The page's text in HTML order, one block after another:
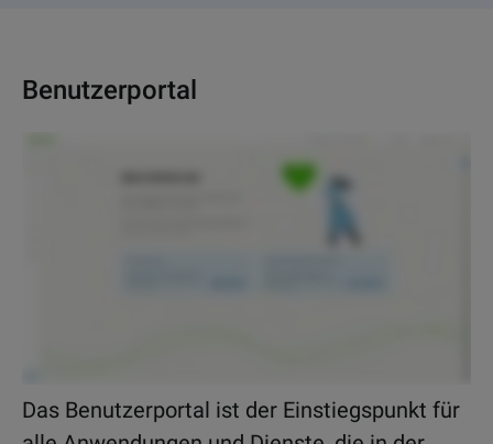
Benutzerportal
Das Benutzerportal ist der Einstiegspunkt für